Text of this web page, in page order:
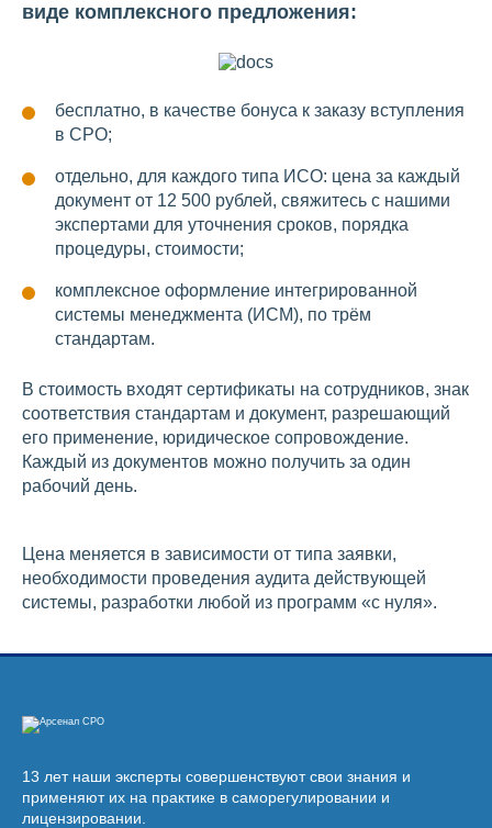
виде комплексного предложения:
бесплатно, в качестве бонуса к заказу вступления
в СРО;
отдельно, для каждого типа ИСО: цена за каждый
документ от 12 500 рублей, свяжитесь с нашими
экспертами для уточнения сроков, порядка
процедуры, стоимости;
комплексное оформление интегрированной
системы менеджмента (ИСМ), по трём
стандартам.
В стоимость входят сертификаты на сотрудников, знак
соответствия стандартам и документ, разрешающий
его применение, юридическое сопровождение.
Каждый из документов можно получить за один
рабочий день.
Цена меняется в зависимости от типа заявки,
необходимости проведения аудита действующей
системы, разработки любой из программ «с нуля».
13 лет наши эксперты совершенствуют свои знания и
применяют их на практике в саморегулировании и
лицензировании.